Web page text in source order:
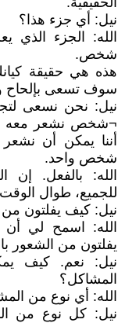
نيل: أي جزء هذا؟
الله: الجزء
شخص.
هذه هي حقيقة
سوف تسعى بإلحاح
نيل: نحن نسعى
¬شخص نشعر معه
أننا يمكن أن
شخص واحد.
الله: بالفعل. إن
للجميع، طوال
نيل: كيف يفلتون
الله: اسمح لي
يفلتون من الشعور
نيل: نعم. كيف
المشاكل؟
الله: أي نوع من
نيل: كل نوع من